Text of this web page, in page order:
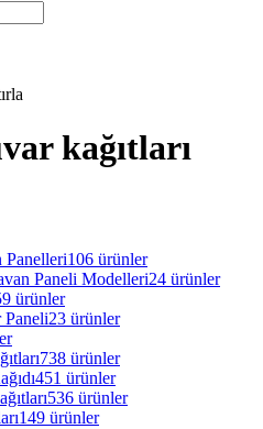
kağıtları
106 ürünler
Paneli Modelleri24 ürünler
ürünler
23 ürünler
738 ürünler
451 ürünler
536 ürünler
149 ürünler